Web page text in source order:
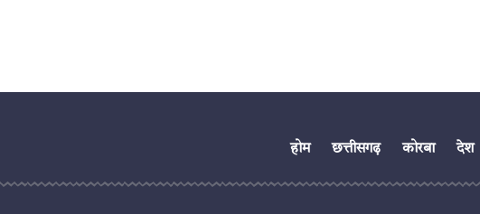
होम छत्तीसगढ़ कोरबा देश